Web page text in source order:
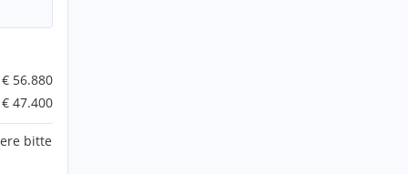
€ 56.880
€ 47.400
bitte